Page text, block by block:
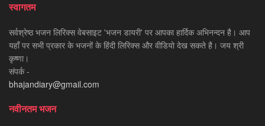
स्वागतम
सर्वश्रेष्ठ भजन लिरिक्स वेबसाइट 'भजन डायरी' पर आपका हार्दिक अभिनन्दन है। आप
यहाँ पर सभी प्रकार के भजनों के हिंदी लिरिक्स और वीडियो देख सकते है। जय श्री
कृष्णा।
संपर्क -
bhajandiary@gmail.com
नवीनतम भजन